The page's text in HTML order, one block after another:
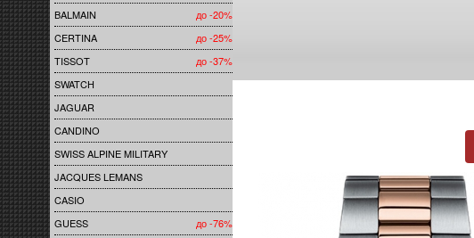
BALMAIN
до -20%
CERTINA
до -25%
TISSOT
до -37%
SWATCH
JAGUAR
CANDINO
SWISS ALPINE MILITARY
JACQUES LEMANS
CASIO
GUESS
до -76%